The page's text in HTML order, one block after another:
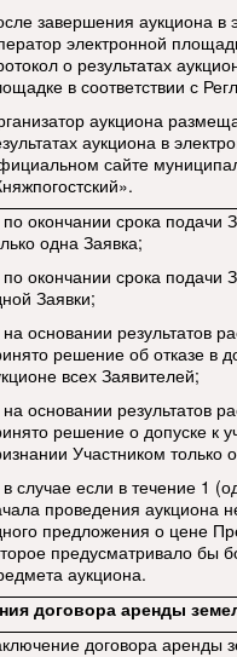
завершения аукциона в
электронной
о результатах
в соответствии с
аукциона
аукциона в
сайте
окончании срока подачи
одна Заявка;
окончании срока подачи
Заявки;
основании результатов
решение об отказе в
всех Заявителей;
основании результатов
решение о допуске к
Участником только
случае если в течение 1
проведения аукциона
предложения о цене
предусматривало бы
аукциона.
договора аренды
договора аренды